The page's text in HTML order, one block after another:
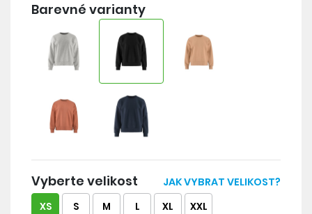
Barevné varianty
Vyberte velikost JAK VYBRAT VELIKOST?
XS S M L XL XXL